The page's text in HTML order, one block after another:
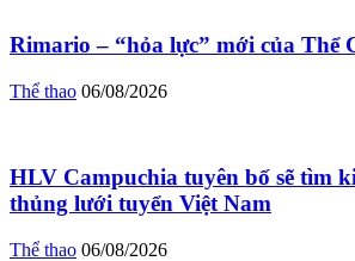
Rimario – “hỏa lực” mới của Thể
Thể thao 06/08/2026
HLV Campuchia tuyên bố sẽ tìm
thủng lưới tuyển Việt Nam
Thể thao 06/08/2026